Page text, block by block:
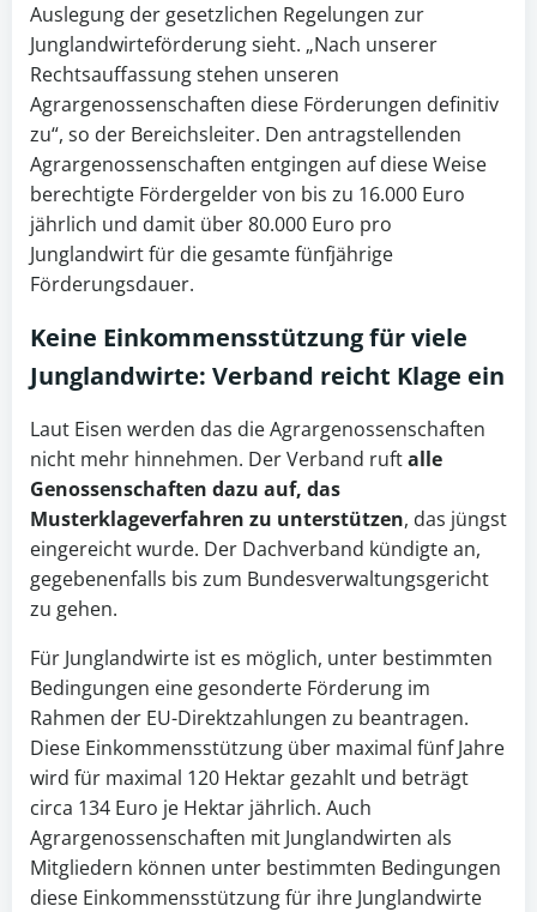
Auslegung der gesetzlichen Regelungen zur
Junglandwirteförderung sieht. „Nach unserer
Rechtsauffassung stehen unseren
Agrargenossenschaften diese Förderungen definitiv
zu“, so der Bereichsleiter. Den antragstellenden
Agrargenossenschaften entgingen auf diese Weise
berechtigte Fördergelder von bis zu 16.000 Euro
jährlich und damit über 80.000 Euro pro
Junglandwirt für die gesamte fünfjährige
Förderungsdauer.
Keine Einkommensstützungfür viele
Junglandwirte: Verband reicht Klage ein
Laut Eisen werden das die Agrargenossenschaften
nicht mehr hinnehmen. Der Verband ruftalle
Genossenschaften dazu auf, das
Musterklageverfahren zu unterstützen, das jüngst
eingereicht wurde. Der Dachverband kündigte an,
gegebenenfalls bis zum Bundesverwaltungsgericht
zu gehen.
Für Junglandwirte ist es möglich, unter bestimmten
Bedingungen eine gesonderte Förderung im
Rahmen der EU-Direktzahlungen zu beantragen.
Diese Einkommensstützung über maximal fünf Jahre
wird für maximal 120 Hektar gezahlt und beträgt
circa 134 Euro je Hektar jährlich. Auch
Agrargenossenschaften mit Junglandwirten als
Mitgliedern können unter bestimmten Bedingungen
diese Einkommensstützung für ihre Junglandwirte